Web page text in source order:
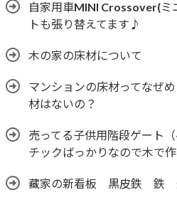
自家用車MINI Crossover(ミ
トも張り替えてます♪
木の家の床材について
マンションの床材ってなぜ
材はないの？
売ってる子供用階段ゲート
チックばっかりなので木で作
藏家の新看板 黒皮鉄 鉄